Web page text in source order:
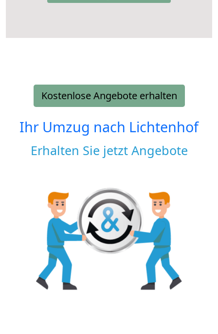
Kostenlose Angebote erhalten
Ihr Umzug nach Lichtenhof
Erhalten Sie jetzt Angebote